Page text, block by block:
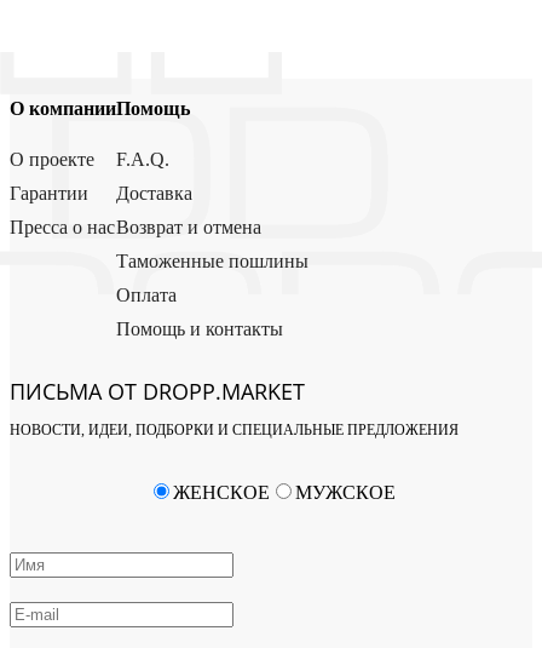
О компании
О проекте
Гарантии
Пресса о нас
Помощь
F.A.Q.
Доставка
Возврат и отмена
Таможенные пошлины
Оплата
Помощь и контакты
ПИСЬМА ОТ DROPP.MARKET
НОВОСТИ, ИДЕИ, ПОДБОРКИ И СПЕЦИАЛЬНЫЕ ПРЕДЛОЖЕНИЯ
ЖЕНСКОЕ МУЖСКОЕ